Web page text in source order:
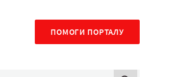
ПОМОГИ ПОРТАЛУ